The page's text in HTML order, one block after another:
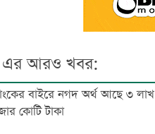
এর আরও খবর:
বাইরে নগদ অর্থ আছে ৩
কোটি টাকা